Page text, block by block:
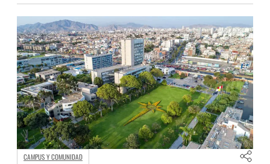
CAMPUS Y COMUNIDAD